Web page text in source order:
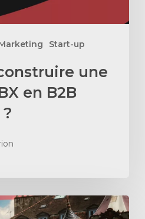
Start-up
une
en B2B